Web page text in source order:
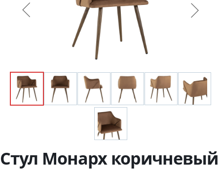
Стул Монарх коричневый